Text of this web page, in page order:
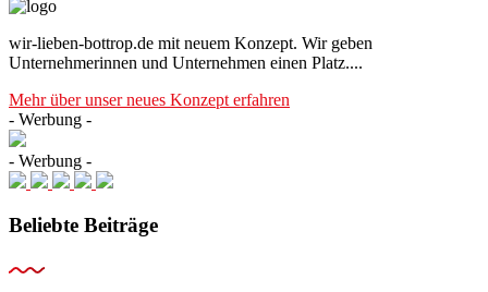
wir-lieben-bottrop.de mit neuem Konzept. Wir geben
Unternehmerinnen und Unternehmen einen Platz....
Mehr über unser neues Konzept erfahren
- Werbung -
- Werbung -
Beliebte Beiträge